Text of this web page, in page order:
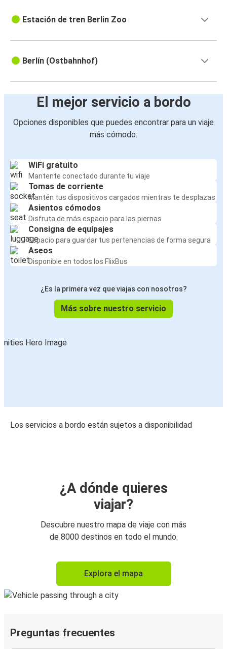
Estación de tren Berlin Zoo
Berlín (Ostbahnhof)
El mejor servicio a bordo
Opciones disponibles que puedes encontrar para un viaje
más cómodo:
WiFi gratuito
Mantente conectado durante tu viaje
Tomas de corriente
Mantén tus dispositivos cargados mientras te desplazas
Asientos cómodos
Disfruta de más espacio para las piernas
Consigna de equipajes
Espacio para guardar tus pertenencias de forma segura
Aseos
Disponible en todos los FlixBus
¿Es la primera vez que viajas con nosotros?
Más sobre nuestro servicio
Los servicios a bordo están sujetos a disponibilidad
¿A dónde quieres
viajar?
Descubre nuestro mapa de viaje con más
de 8000 destinos en todo el mundo.
Explora el mapa
Preguntas frecuentes